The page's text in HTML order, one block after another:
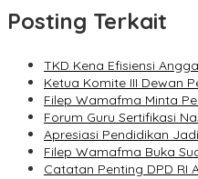
Posting Terkait
TKD Kena Efisiensi
Ketua Komite III Dewan
Filep Wamafma Minta
Forum Guru Sertifikasi
Apresiasi Pendidikan
Filep Wamafma Buka
Catatan Penting DPD RI